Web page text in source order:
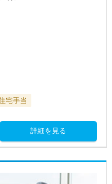
宅手当
詳細を見る